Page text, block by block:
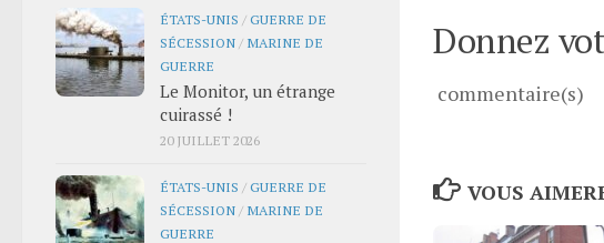
Donnez
commentaire(s)
VOUS
ÉTATS-UNIS /GUERRE DE
SÉCESSION / MARINE DE
GUERRE
Le Monitor, un étrange
cuirassé !
20 JUILLET 2026
ÉTATS-UNIS /GUERRE DE
SÉCESSION / MARINE DE
GUERRE